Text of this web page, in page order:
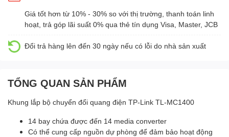
Giá tốt hơn từ 10% - 30% so với thị trường, thanh toán linh
hoạt, trả góp lãi suất 0% qua thẻ tín dụng Visa, Master, JCB
Đổi trả hàng lên đến 30 ngày nếu có lỗi do nhà sản xuất
TỔNG QUAN SẢN PHẨM
Khung lắp bộ chuyển đổi quang điện TP-Link TL-MC1400
14 bay chứa được đến 14 media converter
Có thể cung cấp nguồn dự phòng để đảm bảo hoạt động